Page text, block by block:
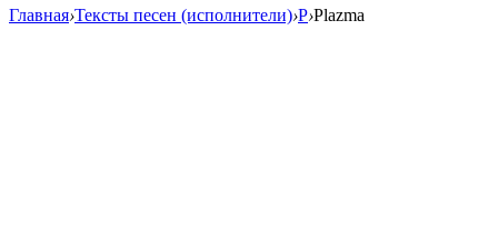
Главная›Тексты песен (исполнители)›P›Plazma